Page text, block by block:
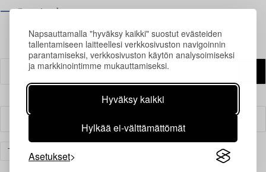
Napsauttamalla "hyväksy kaikki" suostut evästeiden
tallentamiseen laitteellesi verkkosivuston navigoinnin
parantamiseksi, verkkosivuston käytön analysoimiseksi
ja markkinointimme mukauttamiseksi.
Hyväksy kaikki
Hylkää ei-välttämättömät
Asetukset
⟶ Opening hours